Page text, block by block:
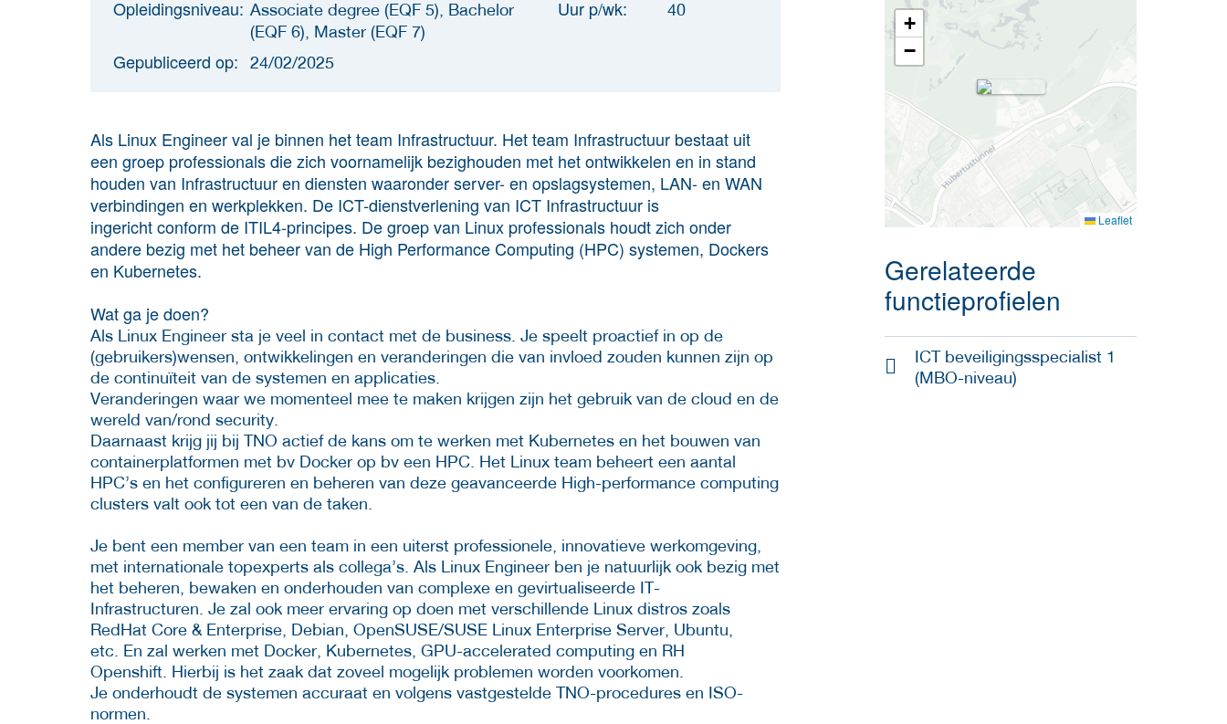
Opleidingsniveau: Associate degree (EQF 5), Bachelor
(EQF 6), Master (EQF 7)
Gepubliceerd op: 24/02/2025
Uur p/wk: 40
Als Linux Engineer val je binnen het team Infrastructuur. Het team Infrastructuur bestaat uit
een groep professionals die zich voornamelijk bezighouden met het ontwikkelen en in stand
houden van Infrastructuur en diensten waaronder server- en opslagsystemen, LAN- en WAN
verbindingen en werkplekken. De ICT-dienstverlening van ICT Infrastructuur is
ingericht conform de ITIL4-principes. De groep van Linux professionals houdt zich onder
andere bezig met het beheer van de High Performance Computing (HPC) systemen, Dockers
en Kubernetes.
Wat ga je doen?
Als Linux Engineer sta je veel in contact met de business. Je speelt proactief in op de
(gebruikers)wensen, ontwikkelingen en veranderingen die van invloed zouden kunnen zijn op
de continuïteit van de systemen en applicaties.
Veranderingen waar we momenteel mee te maken krijgen zijn het gebruik van de cloud en de
wereld van/rond security.
Daarnaast krijg jij bij TNO actief de kans om te werken met Kubernetes en het bouwen van
containerplatformen met bv Docker op bv een HPC. Het Linux team beheert een aantal
HPC’s en het configureren en beheren van deze geavanceerde High-performance computing
clusters valt ook tot een van de taken.
Je bent een member van een team in een uiterst professionele, innovatieve werkomgeving,
met internationale topexperts als collega’s. Als Linux Engineer ben je natuurlijk ook bezig met
het beheren, bewaken en onderhouden van complexe en gevirtualiseerde IT-
Infrastructuren. Je zal ook meer ervaring op doen met verschillende Linux distros zoals
RedHat Core & Enterprise, Debian, OpenSUSE/SUSE Linux Enterprise Server, Ubuntu,
etc. En zal werken met Docker, Kubernetes, GPU-accelerated computing en RH
Openshift. Hierbij is het zaak dat zoveel mogelijk problemen worden voorkomen.
Je onderhoudt de systemen accuraat en volgens vastgestelde TNO-procedures en ISO-
normen.
+
−
Leaflet
Gerelateerde
functieprofielen
ICT beveiligingsspecialist 1
(MBO-niveau)